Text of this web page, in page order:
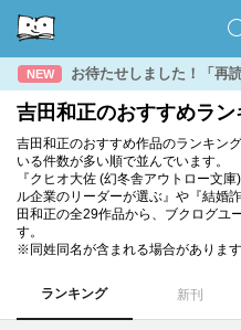
NEW お待たせしました！「再
吉田和正のおすすめラン
吉田和正のおすすめ作品のランキン
いる件数が多い順で並んでいます。
『クヒオ大佐 (幻冬舎アウトロー文
ル企業のリーダーが選ぶ』や『結婚
田和正の全29作品から、ブクログユ
す。
※同姓同名が含まれる場合があります
ランキング 新刊